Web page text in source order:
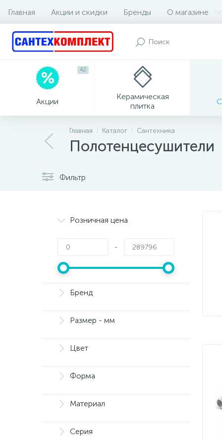
Главная Акции и скидки Бренды О магазине
Акции
42
Керамическая
плитка
Главная Каталог Сантехника
Полотенцесушители
Фильтр
Розничная цена
-
Бренд
Размер - мм
Цвет
Форма
Материал
Серия